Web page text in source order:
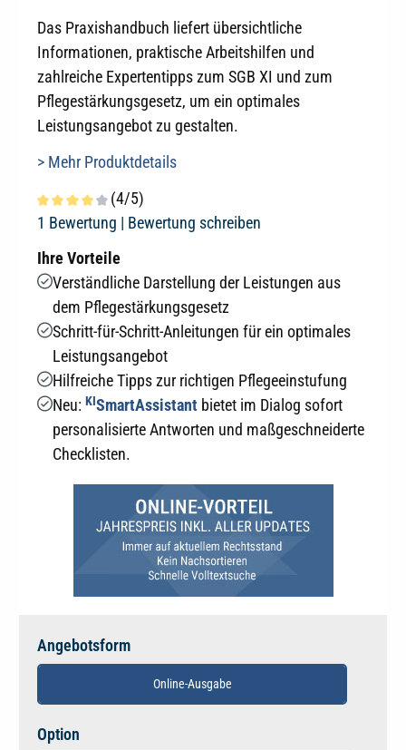
Das Praxishandbuch liefert übersichtliche
Informationen, praktische Arbeitshilfen und
zahlreiche Expertentipps zum SGB XI und zum
Pflegestärkungsgesetz, um ein optimales
Leistungsangebot zu gestalten.
> Mehr Produktdetails
Durchschnittliche Bewertung von 4 von 5 Sternen
(4/5)
1 Bewertung | Bewertung schreiben
Ihre Vorteile
Verständliche Darstellung der Leistungen aus
dem Pflegestärkungsgesetz
Schritt-für-Schritt-Anleitungen für ein optimales
Leistungsangebot
Hilfreiche Tipps zur richtigen Pflegeeinstufung
Neu: KISmartAssistantbietet im Dialog sofort
personalisierte Antworten und maßgeschneiderte
Checklisten.
Angebotsform
Online-Ausgabe
Option